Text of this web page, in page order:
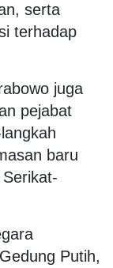
serta
terhadap
juga
pejabat
baru
Putih,